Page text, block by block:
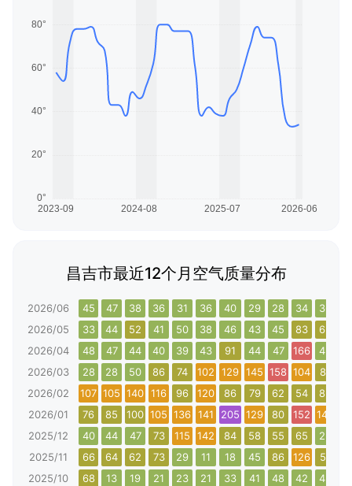
昌吉市最近12个月空气质量分布
2026/06 45 47 38 36 31 36 40 29 28 34 36
2026/05
33 44 52 41 50 38 46 43 45 83 63
2026/04
48 47 44 40 39 43 91 44 47 166 43
2026/03
28 28 50 86 74 102 129 145 158 104 81
2026/02
107 105 140 116 96 120 86 79 62 54 85
2026/01
76 85 100 105 136 141 205 129 80 152 144
2025/12
40 44 47 73 115 142 84 58 55 65 25
2025/11
66 64 62 73 29 11 18 45 86 126 51
2025/10
68 13 19 21 23 21 33 41 48 42 43